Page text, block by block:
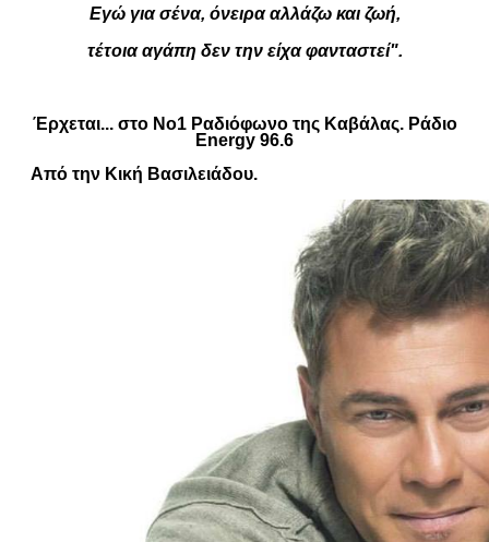
Εγώ για σένα, όνειρα αλλάζω και ζωή,
τέτοια αγάπη δεν την είχα φανταστεί".
Έρχεται... στο Νο1 Ραδιόφωνο της Καβάλας. Ράδιο
Energy 96.6
Από την Κική Βασιλειάδου.